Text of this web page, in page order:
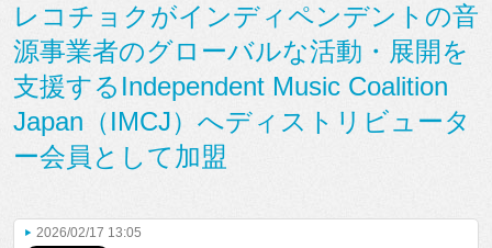
レコチョクがインディペンデントの音
源事業者のグローバルな活動・展開を
支援するIndependent Music Coalition
Japan（IMCJ）へディストリビュータ
ー会員として加盟
2026/02/17 13:05